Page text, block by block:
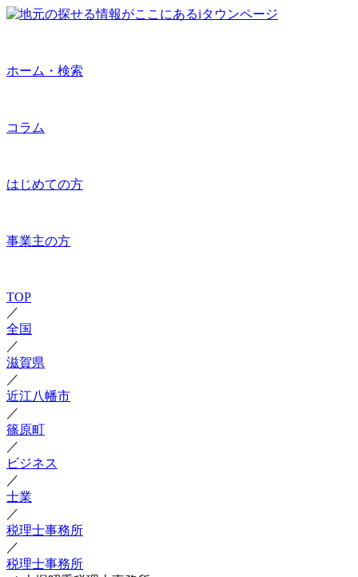
ホーム・検索
コラム
はじめての方
事業主の方
TOP
／
全国
／
滋賀県
／
近江八幡市
／
篠原町
／
ビジネス
／
士業
／
税理士事務所
／
税理士事務所